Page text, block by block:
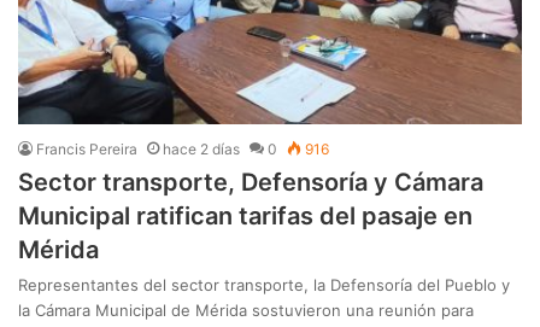
Francis Pereira hace 2 días 0 916
Sector transporte, Defensoría y Cámara
Municipal ratifican tarifas del pasaje en
Mérida
Representantes del sector transporte, la Defensoría del Pueblo y
la Cámara Municipal de Mérida sostuvieron una reunión para